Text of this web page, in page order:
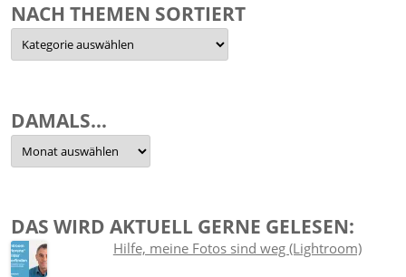
NACH THEMEN SORTIERT
Nach
Themen
sortiert
DAMALS…
Damals…
DAS WIRD AKTUELL GERNE GELESEN:
Hilfe, meine Fotos sind weg (Lightroom)